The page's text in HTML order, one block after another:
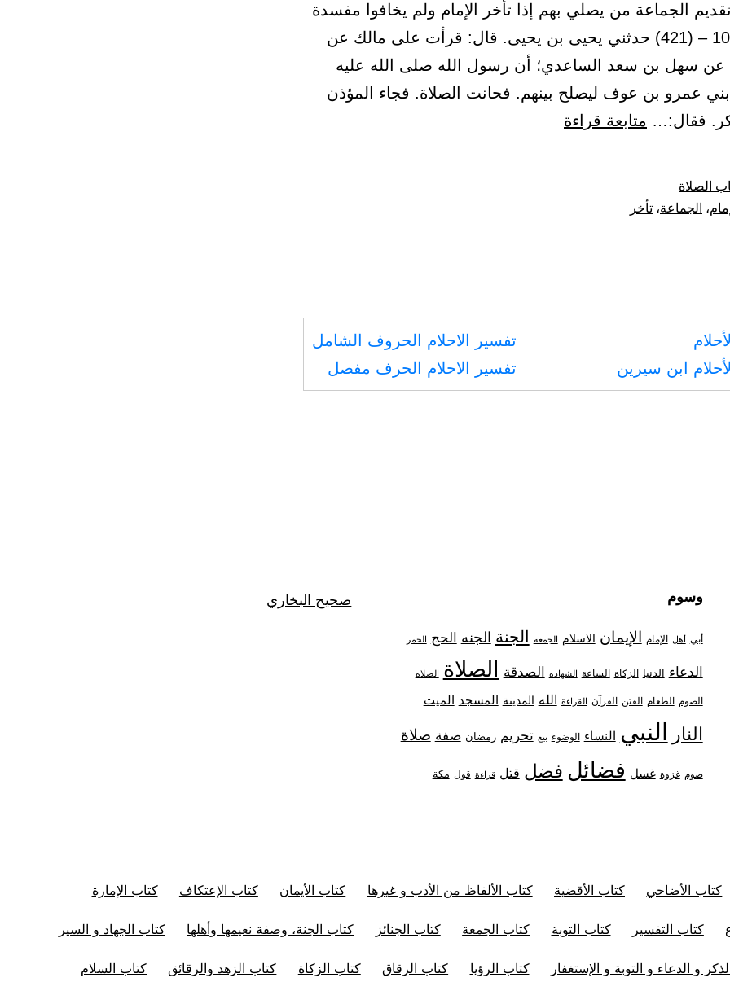
تقديم الجماعة من يصلي بهم إذا تأخر الإمام ولم يخافوا مفسدة
بالتقديم 102 – (421) حدثني يحيى بن يحيى. قال: قرأت على مالك عن
عن سهل بن سعد الساعدي؛ أن رسول الله صلى الله عليه
عمرو بن عوف ليصلح بينهم. فحانت الصلاة. فجاء المؤذن
فقال:… متابعة قراءة
تأخر
يخافوا
الصلاة
، الجماعة، تأخر
ابن سيرين
تفسير الاحلام الحروف الشامل
تفسير الاحلام الحرف مفصل
وسوم
أبي أهل الإمام الإيمان الاسلام الجمعة الجنة الجنه الحج الخمر
الدعاء الدنيا الزكاة الساعة الشهاده الصدقة الصلاة الصلاه
الصوم الطعام الفتن القرآن القراءة الله المدينة المسجد الميت
النار النبي النساء الوضوء بيع تحريم رمضان صفة صلاة
صوم غزوة غسل فضائل فضل قتل قراءة قول مكة
صحيح البخاري
كتاب الأضاحي كتاب الأقضية كتاب الألفاظ من الأدب و غيرها كتاب الأيمان كتاب الإعتكاف كتاب الإمارة
كتاب التفسير كتاب التوبة كتاب الجمعة كتاب الجنائز كتاب الجنة، وصفة نعيمها وأهلها كتاب الجهاد و السير
و الدعاء و التوبة و الإستغفار كتاب الرؤيا كتاب الرقاق كتاب الزكاة كتاب الزهد والرقائق كتاب السلام